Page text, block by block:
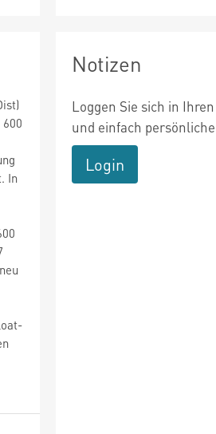
In
Notizen
Loggen Sie sich in
und einfach
Login